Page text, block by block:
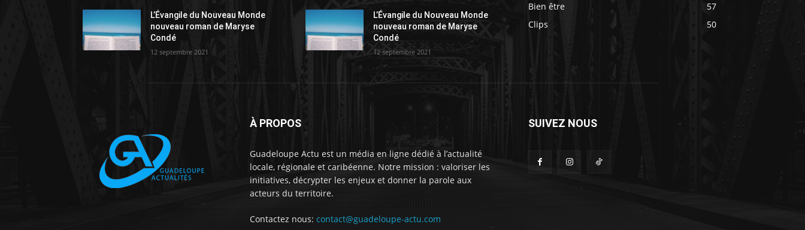
L’Évangile du Nouveau Monde
nouveau roman de Maryse
Condé
12 septembre 2021
L’Évangile du Nouveau Monde
nouveau roman de Maryse
Condé
12 septembre 2021
Bien être
57
Clips
50
À PROPOS
Guadeloupe Actu est un média en ligne dédié à l’actualité
locale, régionale et caribéenne. Notre mission : valoriser les
initiatives, décrypter les enjeux et donner la parole aux
acteurs du territoire.
Contactez nous: contact@guadeloupe-actu.com
SUIVEZ NOUS